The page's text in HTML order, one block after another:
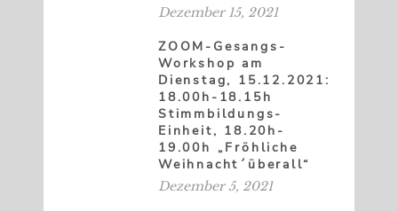
Dezember 15, 2021
ZOOM-Gesangs-
Workshop am
Dienstag, 15.12.2021:
18.00h-18.15h
Stimmbildungs-
Einheit, 18.20h-
19.00h „Fröhliche
Weihnacht´überall“
Dezember 5, 2021